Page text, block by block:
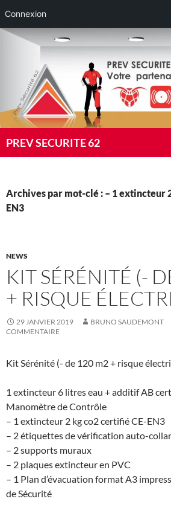
Connexion
Aller
PREV SECURITE 62
Archives par mot-clé : – 1 extincteur
EN3
NEWS
KIT SÉRÉNITÉ (-
+ RISQUE
29 JANVIER 2019 BRUNO SAUDEMONT
COMMENTAIRE
Kit Sérénité (- de 120 m2 + risque
1 extincteur 6 litres eau + additif AB
Manomètre de Contrôle
– 1 extincteur 2 kg co2 certifié CE-EN3
– 2 étiquettes de vérification auto-
– 2 supports muraux
– 2 plaques extincteur en PVC
– 1 Plan d’évacuation format A3
de Sécurité